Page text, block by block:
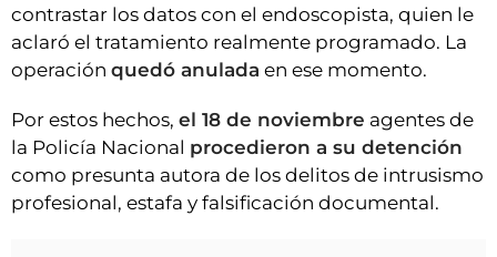
contrastar los datos con el endoscopista, quien le
aclaró el tratamiento realmente programado. La
operación quedó anulada en ese momento.
Por estos hechos, el 18 de noviembre agentes de
la Policía Nacional procedieron a su detención
como presunta autora de los delitos de intrusismo
profesional, estafa y falsificación documental.